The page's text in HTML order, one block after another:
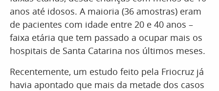
anos até idosos. A maioria (36 amostras) eram
de pacientes com idade entre 20 e 40 anos –
faixa etária que tem passado a ocupar mais os
hospitais de Santa Catarina nos últimos meses.
Recentemente, um estudo feito pela Friocruz já
havia apontado que mais da metade dos casos